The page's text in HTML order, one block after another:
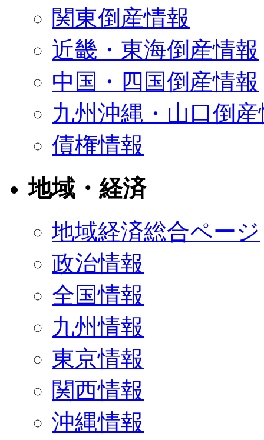
関東倒産情報
近畿・東海倒産情報
中国・四国倒産情報
九州沖縄・山口倒
債権情報
地域・経済
地域経済総合ページ
政治情報
全国情報
九州情報
東京情報
関西情報
沖縄情報